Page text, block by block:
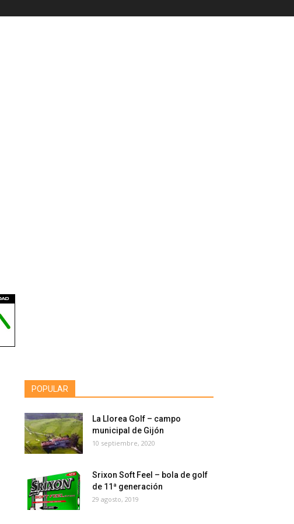
POPULAR
La Llorea Golf – campo
municipal de Gijón
10 septiembre, 2020
Srixon Soft Feel – bola de golf
de 11ª generación
29 agosto, 2019